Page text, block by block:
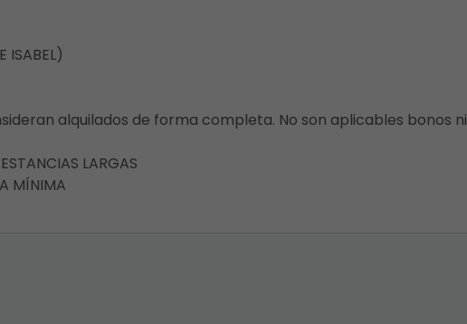
ISABEL)
alquilados de forma completa. No son aplicables bonos ni
LARGAS
MÍNIMA